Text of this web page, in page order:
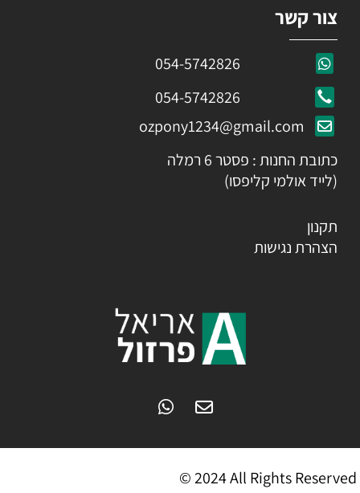
צור קשר
054-5742826
054-5742826
ozpony1234@gmail.com
כתובת החנות : פסטר 6 רמלה
(לייד אולמי קליפסו)
תקנון
הצהרת נגישות
© 2024 All Rights Reserved